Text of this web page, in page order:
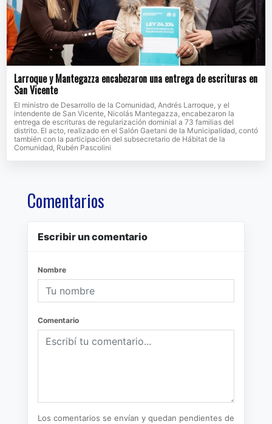
Larroque y Mantegazza encabezaron una entrega de escrituras en
San Vicente
El ministro de Desarrollo de la Comunidad, Andrés Larroque, y el
intendente de San Vicente, Nicolás Mantegazza, encabezaron la
entrega de escrituras de regularización dominial a 73 familias del
distrito. El acto, realizado en el Salón Gaetani de la Municipalidad, contó
también con la participación del subsecretario de Hábitat de la
Comunidad, Rubén Pascolini
Comentarios
Escribir un comentario
Nombre
Comentario
Los comentarios se envían y quedan pendientes de